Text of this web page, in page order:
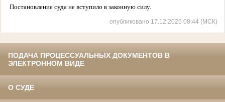
Постановление суда не вступило в законную силу.
опубликовано 17.12.2025 08:44 (МСК)
ПОДАЧА ПРОЦЕССУАЛЬНЫХ ДОКУМЕНТОВ В
ЭЛЕКТРОННОМ ВИДЕ
О СУДЕ